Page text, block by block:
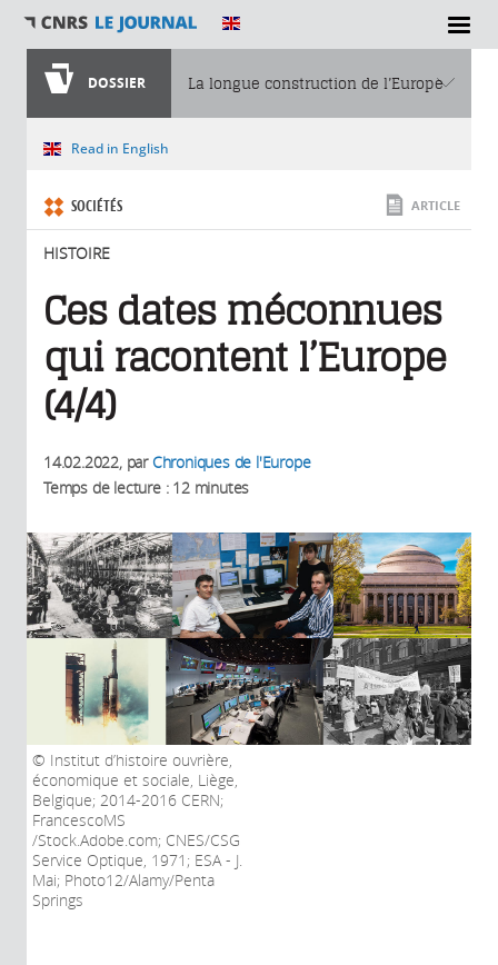
SECTIONS
DOSSIER La longue construction de l’Europe
Vous êtes ici
Read in English
SOCIÉTÉS
HISTOIRE
ARTICLE
Ces dates méconnues
qui racontent l’Europe
(4/4)
14.02.2022, parChroniques de l'Europe
Temps de lecture : 12 minutes
Institut d’histoire ouvrière,
économique et sociale, Liège,
Belgique; 2014-2016 CERN;
FrancescoMS
/Stock.Adobe.com; CNES/CSG
Service Optique, 1971; ESA - J.
Mai; Photo12/Alamy/Penta
Springs